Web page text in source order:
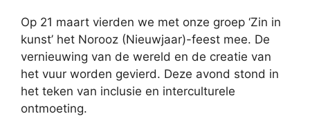
Op 21 maart vierden we met onze groep ‘Zin in
kunst’ het Norooz (Nieuwjaar)-feest mee. De
vernieuwing van de wereld en de creatie van
het vuur worden gevierd. Deze avond stond in
het teken van inclusie en interculturele
ontmoeting.